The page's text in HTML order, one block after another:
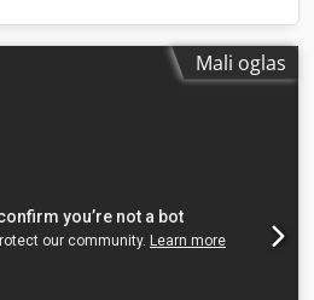
Mali oglas